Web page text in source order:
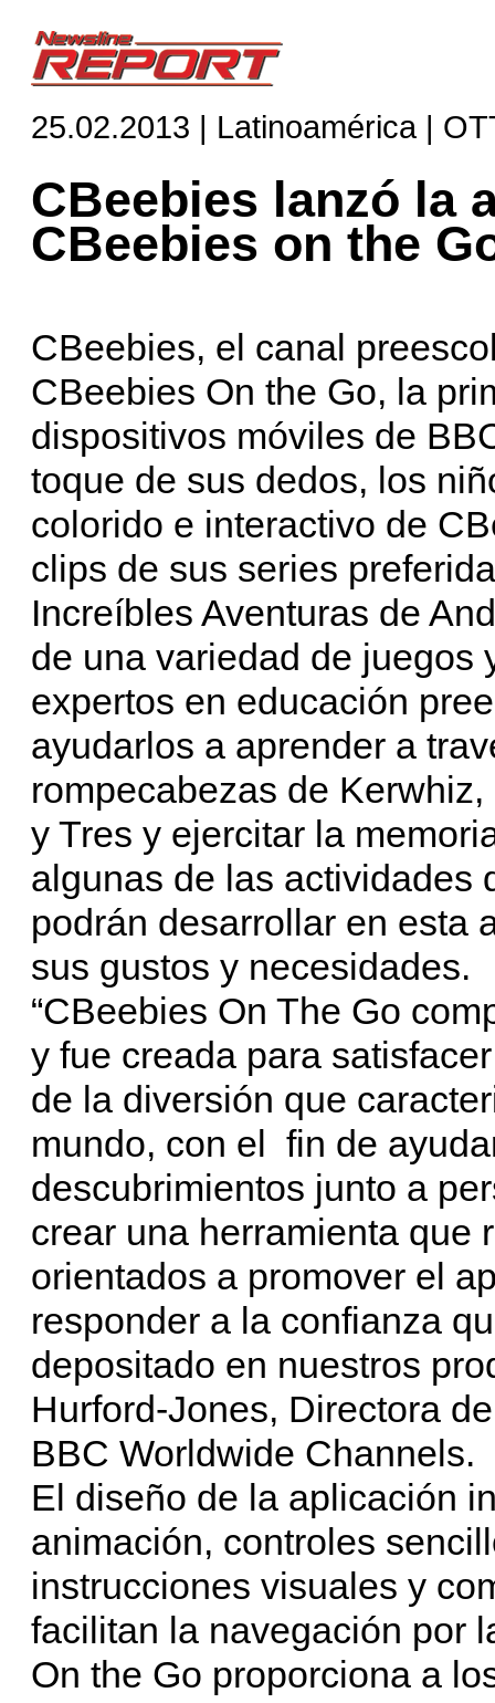
25.02.2013 | Latinoamérica |
CBeebies lanzó la
CBeebies on the
CBeebies, el canal
CBeebies On the Go, la
dispositivos móviles de
toque de sus dedos, los
colorido e interactivo de
clips de sus series
Increíbles Aventuras de
de una variedad de juegos
expertos en educación
ayudarlos a aprender a
rompecabezas de
y Tres y ejercitar la
algunas de las actividades
podrán desarrollar en esta
sus gustos y necesidades.
“CBeebies On The Go
y fue creada para
de la diversión que
mundo, con el fin de
descubrimientos junto a
crear una herramienta que
orientados a promover el
responder a la confianza
depositado en nuestros
Hurford-Jones, Directora
BBC Worldwide Channels.
El diseño de la aplicación
animación, controles
instrucciones visuales y
facilitan la navegación por
On the Go proporciona a